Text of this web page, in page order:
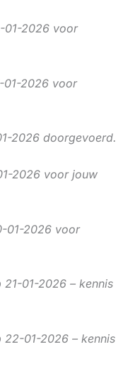
01-2026 voor
01-2026 voor
2026 doorgevoerd.
2026 voor jouw
01-2026 voor
01-2026 – kennis
01-2026 – kennis